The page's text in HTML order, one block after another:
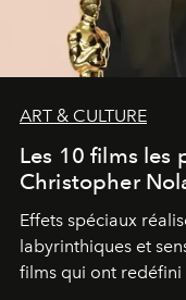
ART & CULTURE
Les 10 films les
Christopher
Effets spéciaux
labyrinthiques et
films qui ont